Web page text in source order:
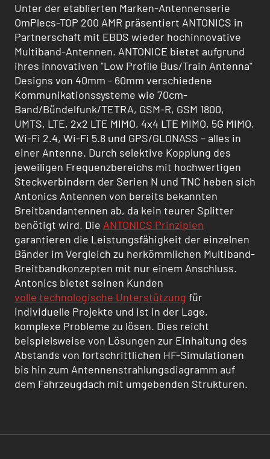
Unter der etablierten Marken-Antennenserie
OmPlecs-TOP 200 AMR präsentiert ANTONICS in
Partnerschaft mit EBDS wieder hochinnovative
Multiband-Antennen. ANTONICE bietet aufgrund
ihres innovativen "Low Profile Bus/Train Antenna"
Designs von 40mm - 60mm verschiedene
Kommunikationssysteme wie 70cm-
Band/Bündelfunk/TETRA, GSM-R, GSM 1800,
UMTS, LTE, 2x2 LTE MIMO, 4x4 LTE MIMO, 5G MIMO,
Wi-Fi 2.4, Wi-Fi 5.8 und GPS/GLONASS – alles in
einer Antenne. Durch selektive Kopplung des
jeweiligen Frequenzbereichs mit hochwertigen
Steckverbindern der Serien N und TNC heben sich
Antonics Antennen von bereits bekannten
Breitbandantennen ab, da kein teurer Splitter
benötigt wird. Die ANTONICS Prinzipien
garantieren die Leistungsfähigkeit der einzelnen
Bänder im Vergleich zu herkömmlichen Multiband-
Breitbandkonzepten mit nur einem Anschluss.
Antonics bietet seinen Kunden
volle technologische Unterstützung für
individuelle Projekte und ist in der Lage,
komplexe Probleme zu lösen. Dies reicht
beispielsweise von Lösungen zur Einhaltung des
Abstands von fortschrittlichen HF-Simulationen
bis hin zum Antennenstrahlungsdiagramm auf
dem Fahrzeugdach mit umgebenden Strukturen.